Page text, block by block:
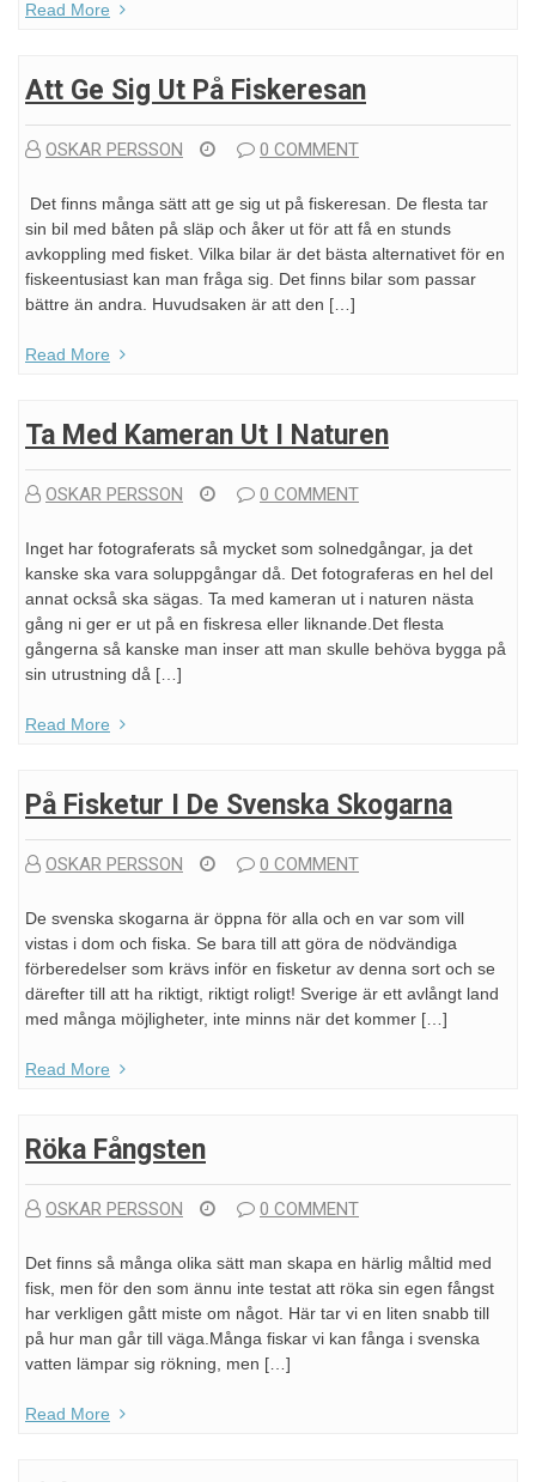
Read More
Att Ge Sig Ut På Fiskeresan
OSKAR PERSSON 0 COMMENT
Det finns många sätt att ge sig ut på fiskeresan. De flesta tar
sin bil med båten på släp och åker ut för att få en stunds
avkoppling med fisket. Vilka bilar är det bästa alternativet för en
fiskeentusiast kan man fråga sig. Det finns bilar som passar
bättre än andra. Huvudsaken är att den […]
Read More
Ta Med Kameran Ut I Naturen
OSKAR PERSSON 0 COMMENT
Inget har fotograferats så mycket som solnedgångar, ja det
kanske ska vara soluppgångar då. Det fotograferas en hel del
annat också ska sägas. Ta med kameran ut i naturen nästa
gång ni ger er ut på en fiskresa eller liknande.Det flesta
gångerna så kanske man inser att man skulle behöva bygga på
sin utrustning då […]
Read More
På Fisketur I De Svenska Skogarna
OSKAR PERSSON 0 COMMENT
De svenska skogarna är öppna för alla och en var som vill
vistas i dom och fiska. Se bara till att göra de nödvändiga
förberedelser som krävs inför en fisketur av denna sort och se
därefter till att ha riktigt, riktigt roligt! Sverige är ett avlångt land
med många möjligheter, inte minns när det kommer […]
Read More
Röka Fångsten
OSKAR PERSSON 0 COMMENT
Det finns så många olika sätt man skapa en härlig måltid med
fisk, men för den som ännu inte testat att röka sin egen fångst
har verkligen gått miste om något. Här tar vi en liten snabb till
på hur man går till väga.Många fiskar vi kan fånga i svenska
vatten lämpar sig rökning, men […]
Read More